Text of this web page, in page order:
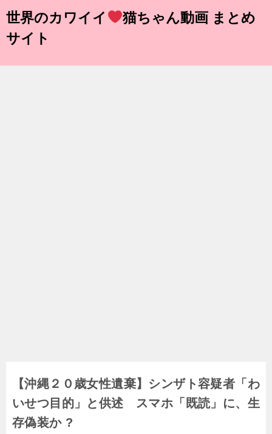
世界のカワイイ
猫ちゃん動画 まとめ
サイト
【沖縄２０歳女性遺棄】シンザト容疑者「わ
いせつ目的」と供述 スマホ「既読」に、生
存偽装か ?